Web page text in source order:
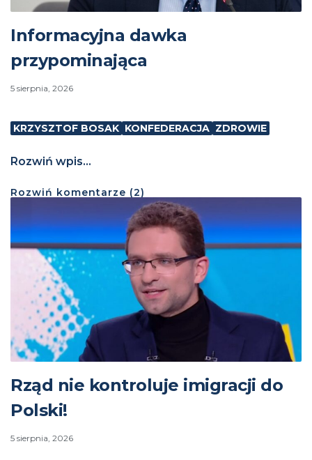
Informacyjna dawka
przypominająca
5 sierpnia, 2026
KRZYSZTOF BOSAK KONFEDERACJA ZDROWIE
Rozwiń wpis...
Rozwiń komentarze (2)
Rząd nie kontroluje imigracji do
Polski!
5 sierpnia, 2026